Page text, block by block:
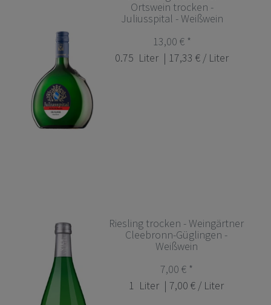
Ortswein trocken -
Juliusspital - Weißwein
13,00 € *
0.75 Liter | 17,33 € / Liter
Riesling trocken - Weingärtner
Cleebronn-Güglingen -
Weißwein
7,00 € *
1 Liter | 7,00 € / Liter